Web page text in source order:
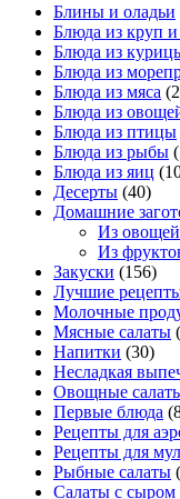
Блины и оладьи
Блюда из круп
Блюда из
Блюда из
Блюда из мяса
Блюда из
Блюда из птицы
Блюда из рыбы
Блюда из яиц
Десерты (40)
Домашние
Из овощей
Из
Закуски (156)
Лучшие
Молочные
Мясные салаты
Напитки (30)
Несладкая
Овощные
Первые блюда
Рецепты для
Рецепты для
Рыбные салаты
Салаты с сыром